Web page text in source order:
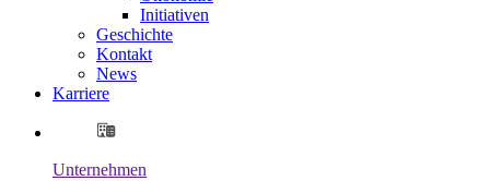
Initiativen
Geschichte
Kontakt
News
Karriere
Unternehmen